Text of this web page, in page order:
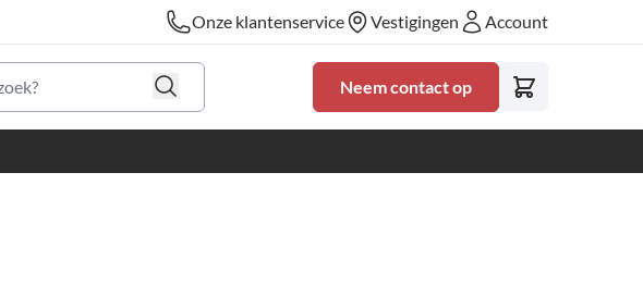
Onze klantenservice Vestigingen Account
Neem contact op